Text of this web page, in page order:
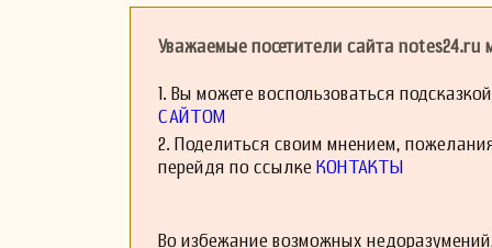
выделяется как
поддается
полифоническим
качестве
Непрерывный
Уважаемые посетители сайта
1. Вы можете воспользоваться
САЙТОМ
2. Поделиться своим мнением,
перейдя по ссылке КОНТАКТЫ
Во избежание возможных